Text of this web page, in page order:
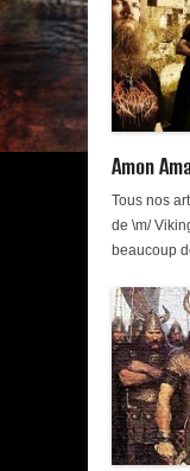
Amon
Tous nos
de \m/
beaucoup